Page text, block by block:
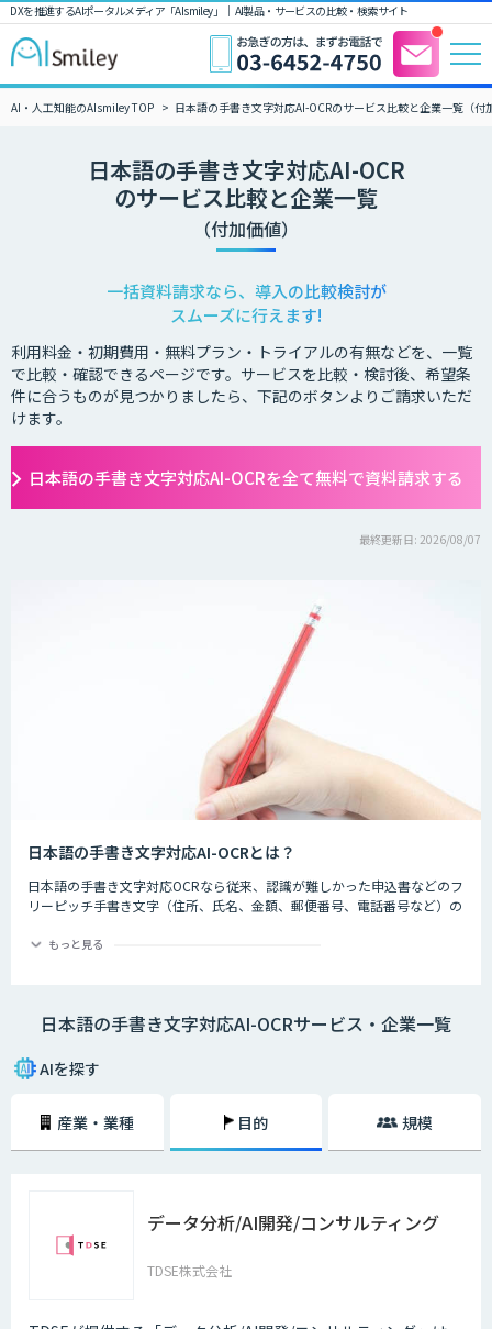
DXを推進するAIポータルメディア「AIsmiley」｜ AI製品・サービスの比較・検索サイト
AI・人工知能のAIsmiley TOP 日本語の手書き文字対応AI-OCRのサービス比較と企業一覧（付
日本語の手書き文字対応AI-OCR
のサービス比較と企業一覧
（付加価値）
一括資料請求なら、導入の比較検討が
スムーズに行えます!
利用料金・初期費用・無料プラン・トライアルの有無などを、一覧
で比較・確認できるページです。サービスを比較・検討後、希望条
件に合うものが見つかりましたら、下記のボタンよりご請求いただ
けます。
日本語の手書き文字対応AI-OCRを全て無料で資料請求する
最終更新日: 2026/08/07
日本語の手書き文字対応AI-OCRとは？
日本語の手書き文字対応OCRなら従来、認識が難しかった申込書などのフ
リーピッチ手書き文字（住所、氏名、金額、郵便番号、電話番号など）の
語の読み取りは精度が心配」といった日本語のOCRの読み取り精度が低か
れた文字列や画像データからの読み取り、手書き文字の読み取りなど日本
語のOCRの読み取り精度は格段に向上しています。また、機微情報を取り
スのパソコン上で行うサービスを選べば、社外にデータを流さず情報漏洩
るためのAIーOCRの導入を検討しておくことがDX推進の第一歩です。
もっと見る
日本語の手書き文字対応AI-OCRサービス・企業一覧
AIを探す
産業・業種 目的 規模
データ分析/AI開発/コンサルティング
TDSE株式会社